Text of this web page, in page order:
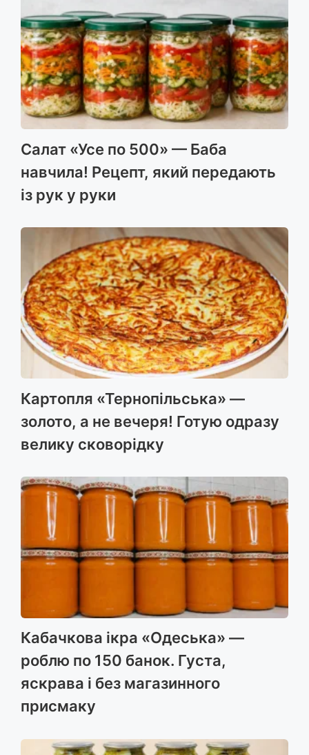
Салат «Усе по 500» — Баба
навчила! Рецепт, який передають
із рук у руки
Картопля «Тернопільська» —
золото, а не вечеря! Готую одразу
велику сковорідку
Кабачкова ікра «Одеська» —
роблю по 150 банок. Густа,
яскрава і без магазинного
присмаку